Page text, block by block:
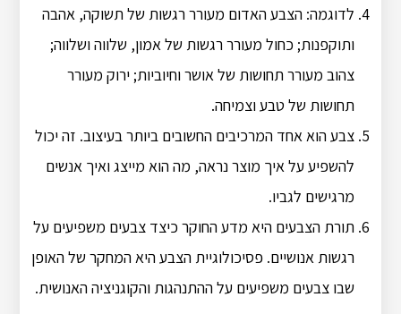
לדוגמה: הצבע האדום מעורר רגשות של תשוקה, אהבה
ותוקפנות; כחול מעורר רגשות של אמון, שלווה ושלווה;
צהוב מעורר תחושות של אושר וחיוביות; ירוק מעורר
תחושות של טבע וצמיחה.
צבע הוא אחד המרכיבים החשובים ביותר בעיצוב. זה יכול
להשפיע על איך מוצר נראה, מה הוא מייצג ואיך אנשים
מרגישים לגביו.
תורת הצבעים היא מדע החוקר כיצד צבעים משפיעים על
רגשות אנושיים. פסיכולוגיית הצבע היא המחקר של האופן
שבו צבעים משפיעים על ההתנהגות והקוגניציה האנושית.